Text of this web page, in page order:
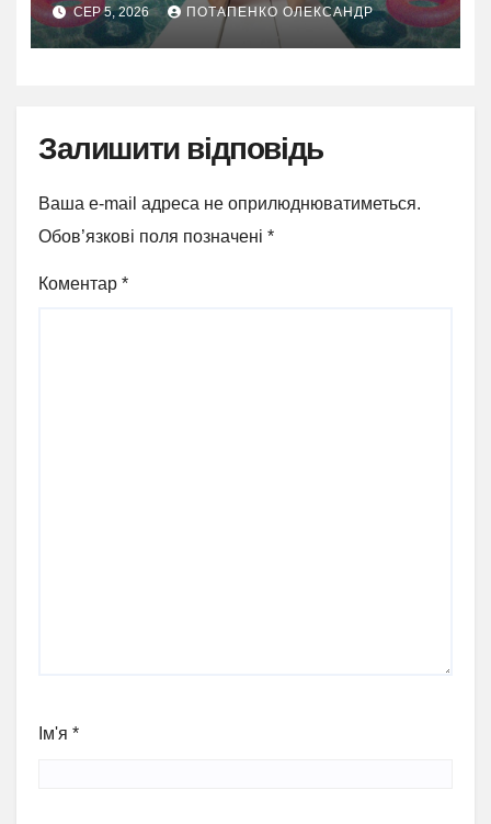
СЕР 5, 2026 ПОТАПЕНКО ОЛЕКСАНДР
Залишити відповідь
Ваша e-mail адреса не оприлюднюватиметься.
Обов’язкові поля позначені *
Коментар *
Ім'я *